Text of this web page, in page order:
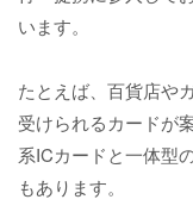
います。
たとえば、百貨店や
受けられるカードが
系ICカードと一体型
もあります。